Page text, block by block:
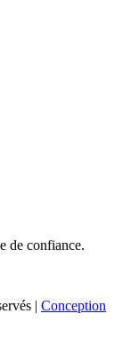
de confiance.
| Conception